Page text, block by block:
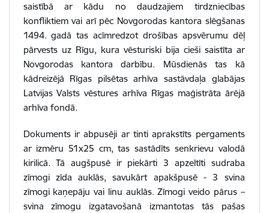
saistībā ar kādu no daudzajiem tirdzniecības
konfliktiem vai arī pēc Novgorodas kantora slēgšanas
1494. gadā tas acīmredzot drošības apsvērumu dēļ
pārvests uz Rīgu, kura vēsturiski bija cieši saistīta ar
Novgorodas kantora darbību. Mūsdienās tas kā
kādreizējā Rīgas pilsētas arhīva sastāvdaļa glabājas
Latvijas Valsts vēstures arhīva Rīgas maģistrāta ārējā
arhīva fondā.
Dokuments ir abpusēji ar tinti aprakstīts pergaments
ar izmēru 51x25 cm, tas sastādīts senkrievu valodā
kirilicā. Tā augšpusē ir piekārti 3 apzeltīti sudraba
zīmogi zīda auklās, savukārt apakšpusē - 3 svina
zīmogi kaņepāju vai linu auklās. Zīmogi veido pārus –
svina zīmogu izgatavošanā izmantotas tās pašas